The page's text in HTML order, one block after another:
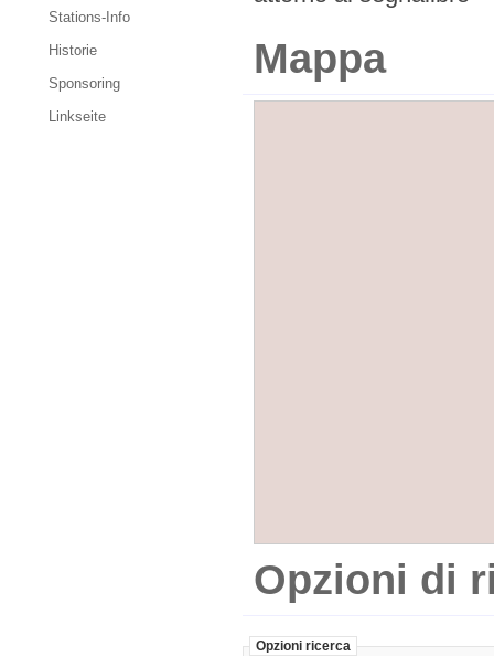
Mappa
Opzioni di
Opzioni ricerca
Stations-Info
Historie
Sponsoring
Linkseite